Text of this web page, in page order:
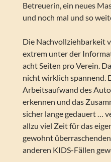
Betreuerin, ein neues
und noch mal und so
Die Nachvollziehbarkeit
extrem unter der
acht Seiten pro Verein.
nicht wirklich spannend.
Arbeitsaufwand des
erkennen und das
sicher lange gedauert …
allzu viel Zeit für das
gewohnt
anderen KIDS-Fällen